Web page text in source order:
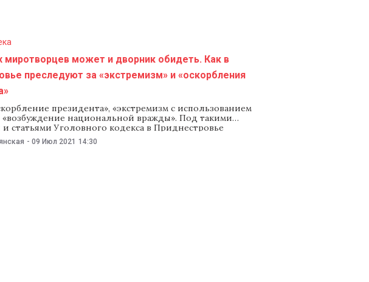
миротворцев может и дворник обидеть. Как в
преследуют за «экстремизм» и «оскорбления
президента», «экстремизм с использованием
«возбуждение национальной вражды». Под такими
статьями Уголовного кодекса в Приднестровье
лет нарушают права человека. Преследованию
не только оппозиционные активисты и
- 09 Июл 2021 14:30